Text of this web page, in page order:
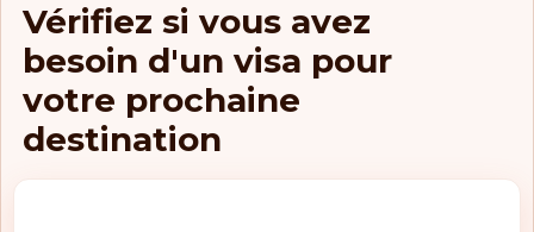
Allemagne
Finlande
Vérifiez si vous avez
besoin d'un visa pour
votre prochaine
destination